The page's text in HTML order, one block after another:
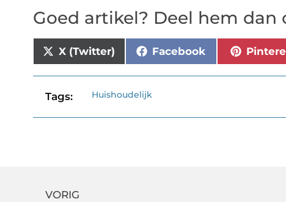
Goed artikel? Deel hem dan
X (Twitter) Facebook
Tags: Huishoudelijk
VORIG